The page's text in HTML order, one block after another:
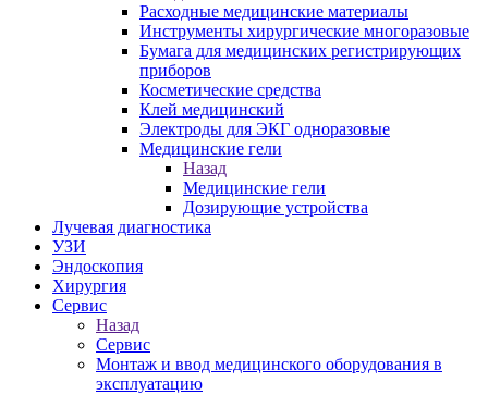
Расходные медицинские материалы
Инструменты хирургические многоразовые
Бумага для медицинских регистрирующих
приборов
Косметические средства
Клей медицинский
Электроды для ЭКГ одноразовые
Медицинские гели
Назад
Медицинские гели
Дозирующие устройства
Лучевая диагностика
УЗИ
Эндоскопия
Хирургия
Сервис
Назад
Сервис
Монтаж и ввод медицинского оборудования в
эксплуатацию